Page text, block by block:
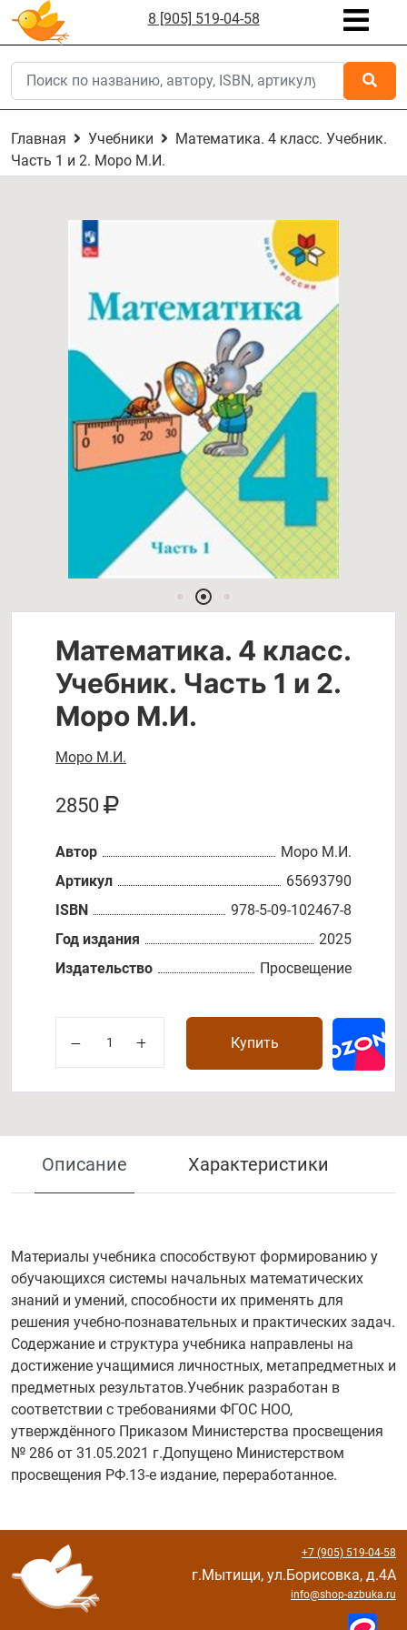
8 [905] 519-04-58
Главная Учебники
Математика. 4 класс. Учебник.
Часть 1 и 2. Моро М.И.
Математика. 4 класс.
Учебник. Часть 1 и 2.
Моро М.И.
Моро М.И.
2850
Автор
Моро М.И.
Артикул
65693790
ISBN
978-5-09-102467-8
Год издания
2025
Издательство
Просвещение
Купить
Описание Характеристики
Материалы учебника способствуют формированию у
обучающихся системы начальных математических
знаний и умений, способности их применять для
решения учебно-познавательных и практических задач.
Содержание и структура учебника направлены на
достижение учащимися личностных, метапредметных и
предметных результатов.Учебник разработан в
соответствии с требованиями ФГОС НОО,
утверждённого Приказом Министерства просвещения
№ 286 от 31.05.2021 г.Допущено Министерством
просвещения РФ.13-е издание, переработанное.
+7 (905) 519-04-58
г.Мытищи, ул.Борисовка, д.4А
info@shop-azbuka.ru